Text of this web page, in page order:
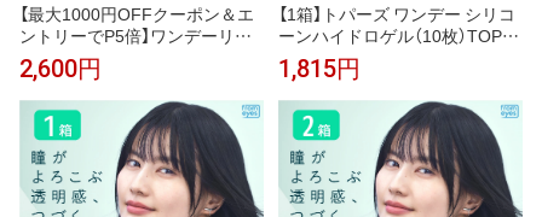
【最大1000円OFFクーポン＆エ
ントリーでP5倍】ワンデーリフ
レアUVモイスチャー38 2箱セッ
ト （1箱30枚）UVカット コンタ
クトレンズ 1day 1日使い捨て コ
ンタクト refrear フロムアイズ
2,600円
【1箱】トパーズ ワンデー シリコ
ーンハイドロゲル（10枚）TOPA
RDS 1day BC8.7 DIA14.2 指原
莉乃 色素が直接目に触れない B
MW製法 酸素透過率150 ナチュ
トパーズ ナチュデートトパーズ
ナチュクリームローズ ナチュベ
イビーエスプレッソ
1,815円